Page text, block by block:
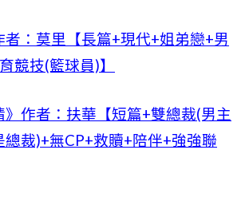
者：莫里【長篇+現代+姐弟戀+男
競技(籃球員)】
》作者：扶華【短篇+雙總裁(男主
裁)+無CP+救贖+陪伴+強強聯